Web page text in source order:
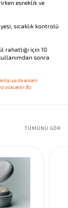
esneklik ve
sıcaklık kontrolü
rahatlığı için 10
sonra
ya da anlam
olacaktır. Bu
TÜMÜNÜ GÖR